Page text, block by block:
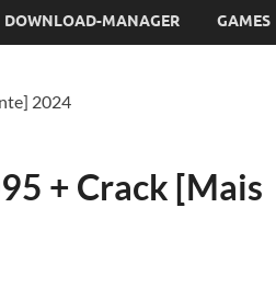
DOWNLOAD-MANAGER GAMES
2024
+ Crack [Mais